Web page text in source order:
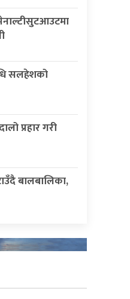
सलहेशको
प्रहार गरी
बालबालिका,